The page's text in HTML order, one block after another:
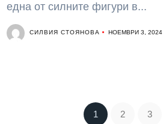
една от силните фигури в...
СИЛВИЯ СТОЯНОВА НОЕМВРИ 3, 2024
1 2 3